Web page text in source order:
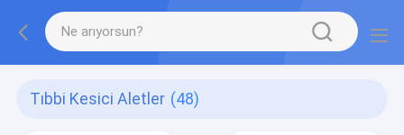
Tıbbi Kesici Aletler (48)